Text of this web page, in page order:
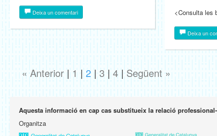
Deixa un comentari
<Consulta les
Deixa un
« Anterior | 1 | 2 | 3 | 4 | Següent »
Aquesta informació en cap cas substitueix la relació
Organitza